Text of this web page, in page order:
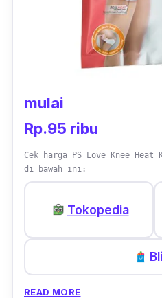
mulai
Rp.95 ribu
Cek harga PS Love Knee
di bawah ini:
Tokopedia
READ MORE